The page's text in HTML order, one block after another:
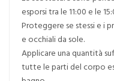
esporsi tra le 11:00 e le
Proteggere se stessi e i
e occhiali da sole.
Applicare una quantità
tutte le parti del corpo